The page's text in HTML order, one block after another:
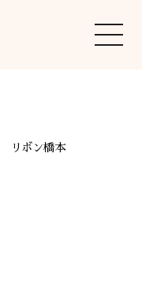
リボン橋本